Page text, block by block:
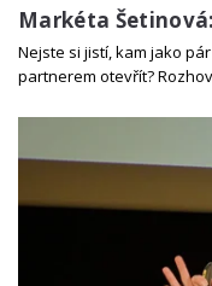
Markéta
Nejste si jistí, kam jako
partnerem otevřít?